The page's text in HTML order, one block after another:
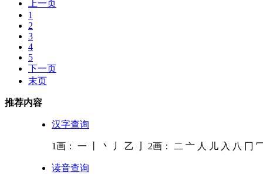
上一页
1
2
3
4
5
下一页
末页
推荐内容
汉字查询
1画： 一 丨 丶 丿 乙 亅 2画： 二 亠 人 儿 入 八 冂
读音查询